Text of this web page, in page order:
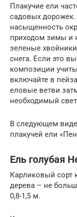
Плакучие ели
садовых дорожек.
насыщенность
приходом зимы и
зеленые
снега. Если это
композиции
включайте в
еловые ветви
необходимый
В следующем
плакучей ели
Ель голубая
Карликовый сорт
дерева – не
0,8-1,5 м.